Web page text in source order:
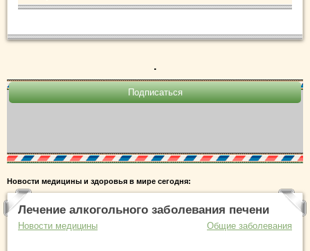
.
Новости медицины и здоровья в мире сегодня:
Лечение алкогольного заболевания печени
Новости медицины Общие заболевания